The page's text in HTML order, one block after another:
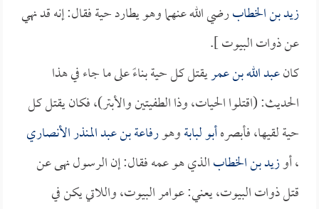
زيد بن الخطابرضي الله عنهما وهو يطارد حية فقال: إنه قد نهي
عن ذوات البيوت ].
كانعبد الله بن عمريقتل كل حية بناءً على ما جاء في هذا
الحديث: (اقتلوا الحيات، وذا الطفيتين والأبتر)، فكان يقتل كل
حية لقيها، فأبصرهأبو لبابةوهورفاعة بن عبد المنذر الأنصاري
، أوزيد بن الخطابالذي هو عمه فقال: إن الرسول نهى عن
قتل ذوات البيوت، يعني: عوامر البيوت، واللاتي يكن في